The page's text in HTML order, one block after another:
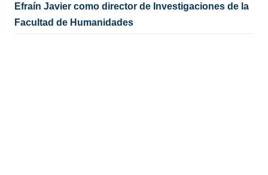
Efraín Javier como director de Investigaciones de la
Facultad de Humanidades